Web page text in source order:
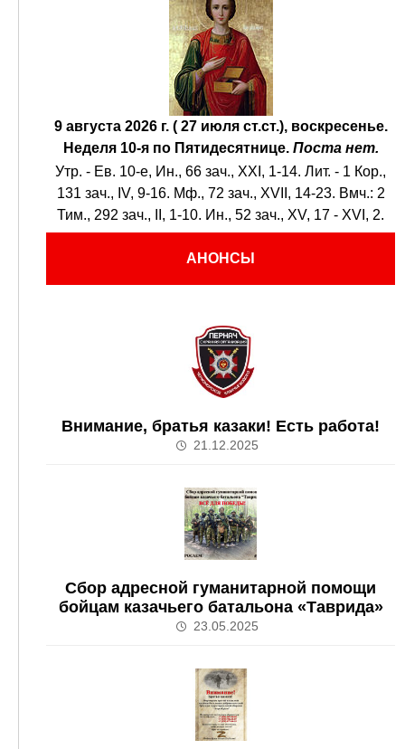
9 августа 2026 г. ( 27 июля ст.ст.), воскресенье.
Неделя 10-я по Пятидесятнице. Поста нет.
Утр. - Ев. 10-е, Ин., 66 зач., XXI, 1-14. Лит. - 1 Кор.,
131 зач., IV, 9-16. Мф., 72 зач., XVII, 14-23. Вмч.: 2
Тим., 292 зач., II, 1-10. Ин., 52 зач., XV, 17 - XVI, 2.
АНОНСЫ
Внимание, братья казаки! Есть работа!
21.12.2025
Сбор адресной гуманитарной помощи
бойцам казачьего батальона «Таврида»
23.05.2025